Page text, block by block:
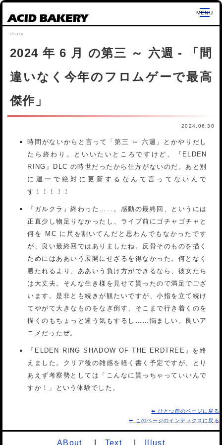
ACID BAKERY
2024 年 6 月 の第三 ～ 六週 - 「間
違いなく今年のフロムゲーで最高
傑作」
2024.06.30
時間がないからと言って「第三 ～ 六週」とかやりだし
たら終わり。といいたいところですけど、『ELDEN
RING』DLC の時世だったから仕方がないのだ。あと別
に週一で絶対に更新するなんて言ってないんで
す！！！！！
『ガルクラ』終わった……。感動の最終回、というには
正直少し物足りなかったし、ライブ前にゴチャゴチャと
何を MC に尺を割いてんだと思わんでもなかったです
が、良い最終回ではありましたね。反骨そのものを描く
ためにはああいう展開にせざるを得なかった。何となく
勝たれるより、ああいう負け方ができるなら、彼女たち
は大丈夫。そんな生き様を見せて貰ったので満足でござ
います。是非とも続きが観たいですが、小指を立て続け
てやがて大きなものをなぎ倒す、そこまで行き着くのを
描くのもちょっと違う気もするし……悩ましい。良いア
ニメだったぜ。
『ELDEN RING SHADOW OF THE ERDTREE』を終
えました。クリア後の雑感を軽く書く予定ですが、とり
あえず考察勢としては「こんなに貰っちゃっていいんで
すか！」という体験でした。
⬅ ひとつ前のページに戻る
⬅ このページのインデックスに戻る
ABout Text Illust